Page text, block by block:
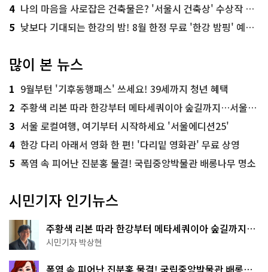
4 나의 마음을 사로잡은 건축물은? '서울시 건축상' 수상작 공개!
5 낮보다 기대되는 한강의 밤! 8월 한정 무료 '한강 밤핑' 예약은?
많이 본 뉴스
1 9월부턴 '기후동행패스' 쓰세요! 39세까지 청년 혜택
2 주황색 리본 따라 한강부터 메타세쿼이아 숲길까지…서울둘레길 15코스
3 서울 로컬여행, 여기부터 시작하세요 '서울에디션25'
4 한강 다리 아래서 영화 한 편! '다리밑 영화관' 무료 상영
5 폭염 속 피어난 진분홍 물결! 국립중앙박물관 배롱나무 명소
시민기자 인기뉴스
주황색 리본 따라 한강부터 메타세쿼이아 숲길까지…
서울둘레길 15코스
시민기자 박상현
폭염 속 피어난 진분홍 물결! 국립중앙박물관 배롱나